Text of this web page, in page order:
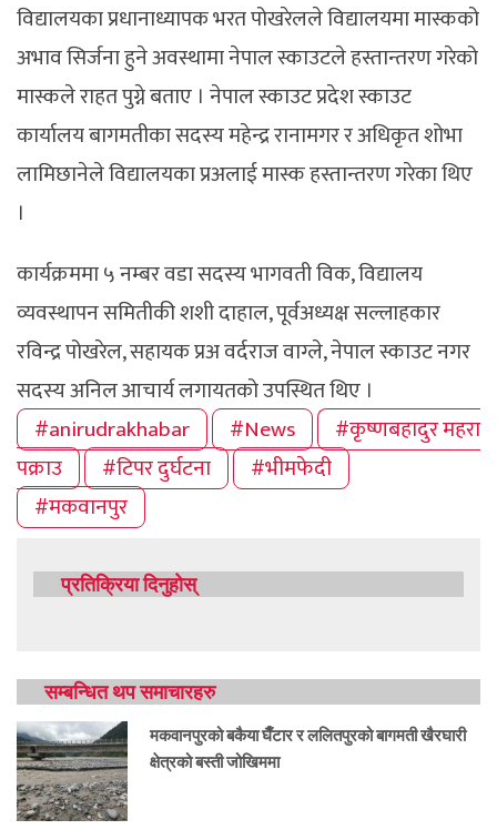
विद्यालयका प्रधानाध्यापक भरत पोखरेलले विद्यालयमा मास्कको
अभाव सिर्जना हुने अवस्थामा नेपाल स्काउटले हस्तान्तरण गरेको
मास्कले राहत पुग्ने बताए । नेपाल स्काउट प्रदेश स्काउट
कार्यालय बागमतीका सदस्य महेन्द्र रानामगर र अधिकृत शोभा
लामिछानेले विद्यालयका प्रअलाई मास्क हस्तान्तरण गरेका थिए
।
कार्यक्रममा ५ नम्बर वडा सदस्य भागवती विक, विद्यालय
व्यवस्थापन समितीकी शशी दाहाल, पूर्वअध्यक्ष सल्लाहकार
रविन्द्र पोखरेल, सहायक प्रअ वर्दराज वाग्ले, नेपाल स्काउट नगर
सदस्य अनिल आचार्य लगायतको उपस्थित थिए ।
#anirudrakhabar
#News
#कृष्णबहादुर महरा
पक्राउ
#टिपर दुर्घटना
#भीमफेदी
#मकवानपुर
प्रतिक्रिया दिनुहोस्
सम्बन्धित थप समाचारहरु
मकवानपुरको बकैया घैँटार र ललितपुरको बागमती खैरघारी
क्षेत्रको बस्ती जोखिममा